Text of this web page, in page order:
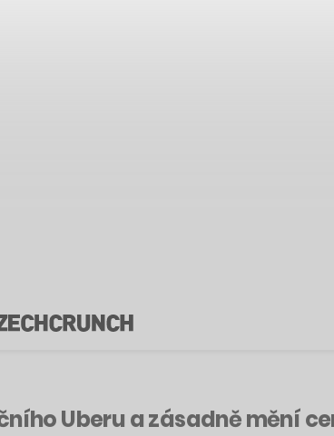
Uberu a zásadně mění